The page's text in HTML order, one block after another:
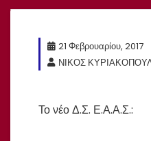
21 Φεβρουαρίου, 2017
ΝΙΚΟΣ
Το νέο Δ.Σ. Ε.Α.Α.Σ.: